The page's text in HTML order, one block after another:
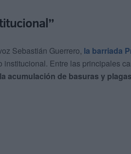
Sebastián Guerrero, la barriada
Entre las principales
acumulación de basuras y